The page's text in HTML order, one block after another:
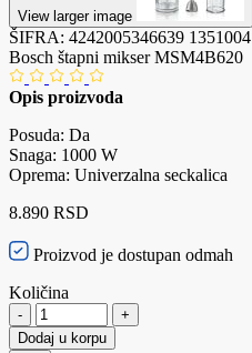
View larger image
ŠIFRA: 4242005346639 1351004
Bosch štapni mikser MSM4B620
Opis proizvoda
Posuda: Da
Snaga: 1000 W
Oprema: Univerzalna seckalica
8.890 RSD
Proizvod je dostupan odmah
Količina
-
+
Dodaj u korpu